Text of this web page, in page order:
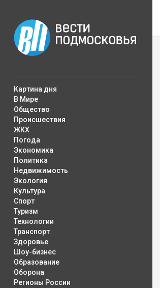
Картина дня
В Мире
Общество
Происшествия
ЖКХ
Погода
Экономика
Политика
Недвижимость
Экология
Культура
Спорт
Туризм
Технологии
Транспорт
Здоровье
Шоу-бизнес
Образование
Оборона
Регионы России